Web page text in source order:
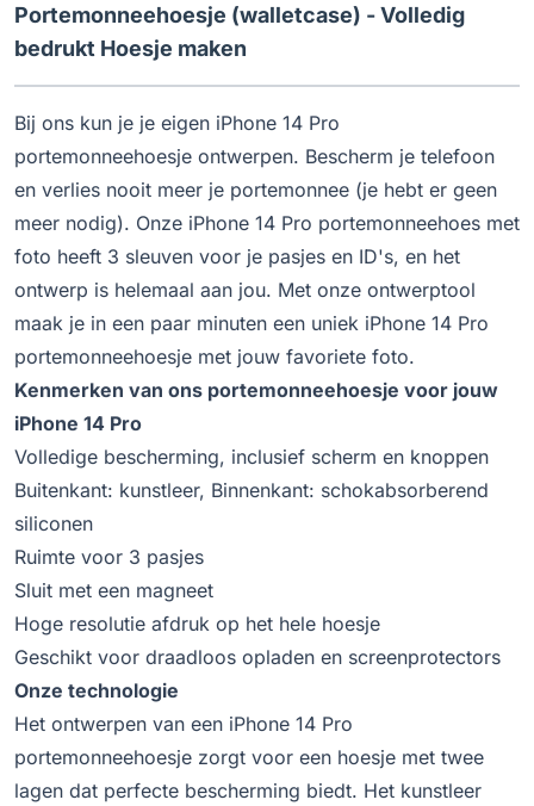
Portemonneehoesje (walletcase) - Volledig
bedrukt Hoesje maken
Bij ons kun je je eigen iPhone 14 Pro
portemonneehoesje ontwerpen. Bescherm je telefoon
en verlies nooit meer je portemonnee (je hebt er geen
meer nodig). Onze iPhone 14 Pro portemonneehoes met
foto heeft 3 sleuven voor je pasjes en ID's, en het
ontwerp is helemaal aan jou. Met onze ontwerptool
maak je in een paar minuten een uniek iPhone 14 Pro
portemonneehoesje met jouw favoriete foto.
Kenmerken van ons portemonneehoesje voor jouw
iPhone 14 Pro
Volledige bescherming, inclusief scherm en knoppen
Buitenkant: kunstleer, Binnenkant: schokabsorberend
siliconen
Ruimte voor 3 pasjes
Sluit met een magneet
Hoge resolutie afdruk op het hele hoesje
Geschikt voor draadloos opladen en screenprotectors
Onze technologie
Het ontwerpen van een iPhone 14 Pro
portemonneehoesje zorgt voor een hoesje met twee
lagen dat perfecte bescherming biedt. Het kunstleer